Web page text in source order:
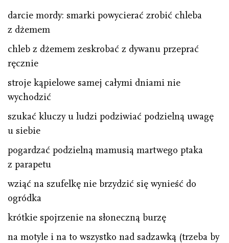
darcie mordy: smarki powycierać zrobić chleba
z dżemem
chleb z dżemem zeskrobać z dywanu przeprać
ręcznie
stroje kąpielowe samej całymi dniami nie
wychodzić
szukać kluczy u ludzi podziwiać podzielną uwagę
u siebie
pogardzać podzielną mamusią martwego ptaka
z parapetu
wziąć na szufelkę nie brzydzić się wynieść do
ogródka
krótkie spojrzenie na słoneczną burzę
na motyle i na to wszystko nad sadzawką (trzeba by